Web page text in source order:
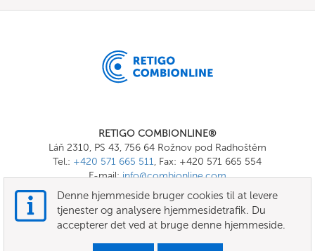
RETIGO COMBIONLINE®
Láň 2310, PS 43, 756 64 Rožnov pod Radhoštěm
Tel.: +420 571 665 511, Fax: +420 571 665 554
E-mail:info@combionline.com
OnlineMenu
VILKÅR OG BETINGELSER
Denne hjemmeside bruger cookies til at levere
tjenester og analysere hjemmesidetrafik. Du
accepterer det ved at bruge denne hjemmeside.